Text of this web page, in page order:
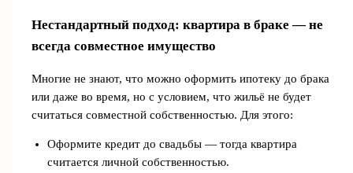
Нестандартный подход: квартира в браке — не
всегда совместное имущество
Многие не знают, что можно оформить ипотеку до брака
или даже во время, но с условием, что жильё не будет
считаться совместной собственностью. Для этого:
Оформите кредит до свадьбы — тогда квартира
считается личной собственностью.